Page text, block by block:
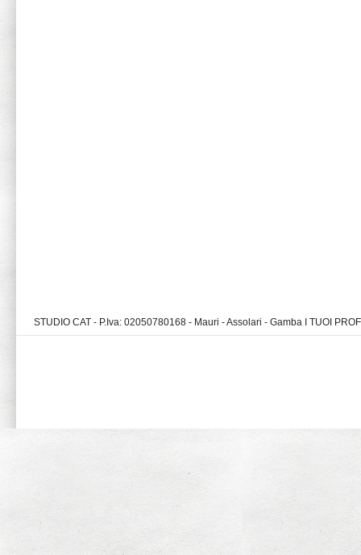
STUDIO CAT - P.Iva: 02050780168 - Mauri - Assolari - Gamba I TUOI